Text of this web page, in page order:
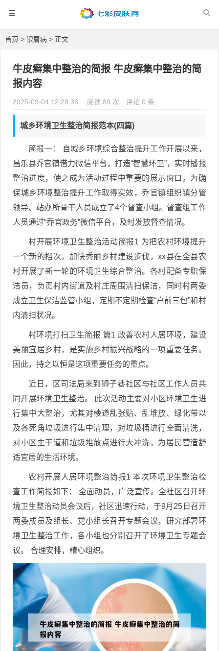
首页 > 银屑病 > 正文
牛皮癣集中整治的简报 牛皮癣集中整治的简
报内容
2025-09-04 12:28:36 阅读 89 次 评论 0 条
城乡环境卫生整治简报范本(四篇)
简报一： 自城乡环境综合整治提升工作开展以来，
昌乐县乔官镇借力微信平台，打造“智慧环卫”，实时播报
整治进度，使之成为活动过程中重要的展示窗口。为确
保城乡环境整治提升工作取得实效，乔官镇组织镇分管
领导、站办所骨干人员成立了4个督查小组。督查组工作
人员通过“乔官政务”微信平台，及时发放督查情况。
村开展环境卫生整治活动简报1 为把农村环境提升
一个新的档次，加快秀丽乡村建设步伐，xx县在全县农
村开展了新一轮的环境卫生综合整治。各村配备专职保
洁员，负责村内街道及村庄周围清扫保洁，同时村两委
成立卫生保洁监管小组，定期不定期检查“户前三包”和村
内清扫状况。
村环境打扫卫生简报 篇1 改善农村人居环境，建设
美丽宜居乡村，是实施乡村振兴战略的一项重要任务。
因此，持之以恒是这项重要任务的重点。
近日，区司法局来到狮子巷社区与社区工作人员共
同开展环境卫生整治。 此次活动主要对小区环境卫生进
行集中大整治，尤其对楼道乱张贴、乱堆放、绿化带以
及各死角垃圾进行集中清理，对垃圾桶进行全面清洗，
对小区主干道和垃圾堆放点进行大冲洗，为居民营造舒
适宜居的生活环境。
农村开展人居环境整治简报1 本次环境卫生整治检
查工作简报如下： 全面动员，广泛宣传。全社区召开环
境卫生整治动员会议后，社区迅速行动，于9月25日召开
两委成员及组长、党小组长召开专题会议，研究部署环
境卫生整治工作，各小组也分别召开了环境卫生专题会
议。 合理安排，精心组织。